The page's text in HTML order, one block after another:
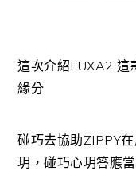
這次介紹LUXA2 這
緣分
碰巧去協助ZIPPY
玥，碰巧心玥答應